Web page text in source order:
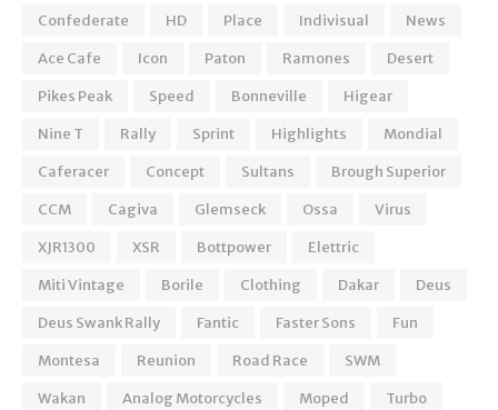
Confederate
HD Place Indivisual
News
Ace Cafe
Icon Paton Ramones
Desert
Pikes Peak
Speed Bonneville
Higear
Nine T
Rally Sprint Highlights
Mondial
Caferacer
Concept Sultans
Brough Superior
CCM
Cagiva Glemseck Ossa
Virus
XJR1300
XSR Bottpower
Elettric
Miti Vintage
Borile Clothing Dakar
Deus
Deus Swank Rally
Fantic Faster Sons
Fun
Montesa
Reunion Road Race
SWM
Wakan
Analog Motorcycles Moped
Turbo